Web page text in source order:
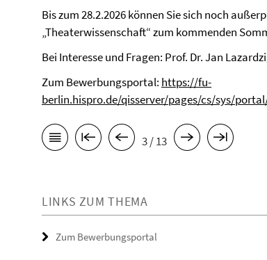
Bis zum 28.2.2026 können Sie sich noch
„Theaterwissenschaft“ zum kommenden
Bei Interesse und Fragen: Prof. Dr. Jan
Zum Bewerbungsportal: https://fu-
berlin.hispro.de/qisserver/pages/cs/sys/
3 / 13
LINKS ZUM THEMA
Zum Bewerbungsportal